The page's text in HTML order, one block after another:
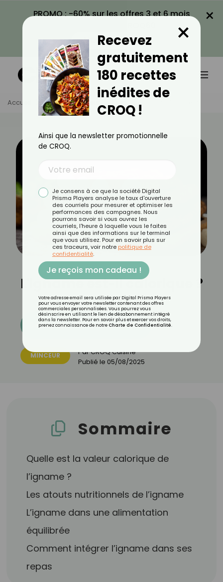
PROMO : -60% sur les offres 3 et 6 mois
VOIR LA PROMO
×
Accueil Actus Minceur L'igname Est-Il Calorique ?
L'igname est-il calorique ?
Découvrez les 11 menus CROQ
MINCEUR ParCROQ Cuisine
Publié le 05/08/2025
Sommaire
Quelle est la valeur calorique de
l’igname ?
Les atouts nutritionnels de l’igname
L’igname dans une alimentation
équilibrée
Comment intégrer l’igname dans ses
repas
Recevez
gratuitement
180 recettes
inédites de
CROQ !
×
Ainsi que la newsletter promotionnelle
de CROQ.
Je consens à ce que la société Digital
Prisma Players analyse le taux d'ouverture
des courriels pour mesurer et optimiser les
performances des campagnes. Nous
pourrons savoir si vous ouvrez les
courriels, l'heure à laquelle vous le faites
ainsi que des informations sur le terminal
que vous utilisez. Pour en savoir plus sur
ces traceurs, voir notre politique de
confidentialité.
Je reçois mon cadeau !
Votre adresse email sera utilisée par Digital Prisma Players
pour vous envoyer votre newsletter contenant des offres
commerciales personnalisées. Vous pourrez vous
désinscrire en utilisant le lien de désabonnement intégré
dans la newsletter. Pour en savoir plus et exercer vos droits,
prenez connaissance de notre Charte de Confidentialité.